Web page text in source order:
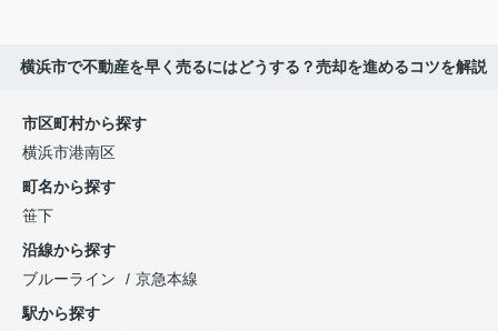
横浜市で不動産を早く売るにはどうする？売却を進めるコツを解説
市区町村から探す
横浜市港南区
町名から探す
笹下
沿線から探す
ブルーライン
京急本線
駅から探す